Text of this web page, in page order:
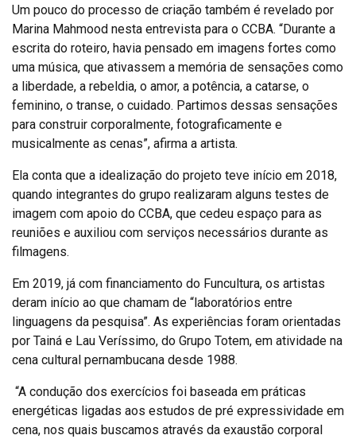
Um pouco do processo de criação também é revelado por
Marina Mahmood nesta entrevista para o CCBA. “Durante a
escrita do roteiro, havia pensado em imagens fortes como
uma música, que ativassem a memória de sensações como
a liberdade, a rebeldia, o amor, a potência, a catarse, o
feminino, o transe, o cuidado. Partimos dessas sensações
para construir corporalmente, fotograficamente e
musicalmente as cenas”, afirma a artista.
Ela conta que a idealização do projeto teve início em 2018,
quando integrantes do grupo realizaram alguns testes de
imagem com apoio do CCBA, que cedeu espaço para as
reuniões e auxiliou com serviços necessários durante as
filmagens.
Em 2019, já com financiamento do Funcultura, os artistas
deram início ao que chamam de “laboratórios entre
linguagens da pesquisa”. As experiências foram orientadas
por Tainá e Lau Veríssimo, do Grupo Totem, em atividade na
cena cultural pernambucana desde 1988.
“A condução dos exercícios foi baseada em práticas
energéticas ligadas aos estudos de pré expressividade em
cena, nos quais buscamos através da exaustão corporal